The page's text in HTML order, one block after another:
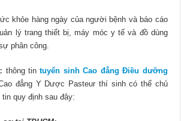
khỏe hàng ngày của người bệnh và báo cáo
lý trang thiết bị, máy móc y tế và đồ dùng
phân công.
thông tintuyển sinh Cao đẳng Điều dưỡng
đẳng Y Dược Pasteur thí sinh có thể chủ
quy định sau đây: